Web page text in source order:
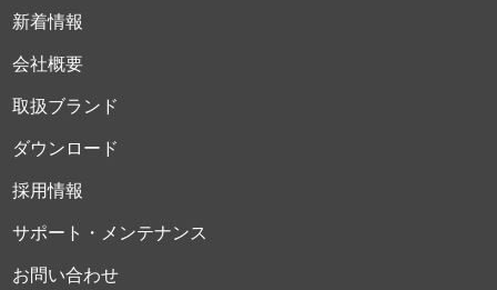
新着情報
会社概要
取扱ブランド
ダウンロード
採用情報
サポート・メンテナンス
お問い合わせ